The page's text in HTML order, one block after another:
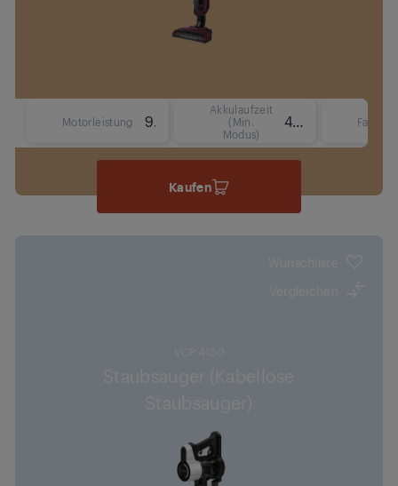
Motorleistung 90
Akkulaufzeit
(Min.
Modus)
45 Min.
Kaufen